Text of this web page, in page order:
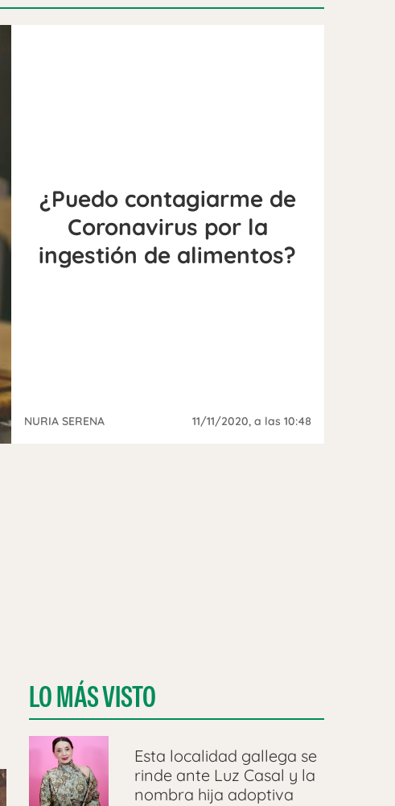
¿Puedo contagiarme de
Coronavirus por la
ingestión de alimentos?
NURIA SERENA 11/11/2020, a las 10:48
LO MÁS VISTO
Esta localidad gallega se
rinde ante Luz Casal y la
nombra hija adoptiva